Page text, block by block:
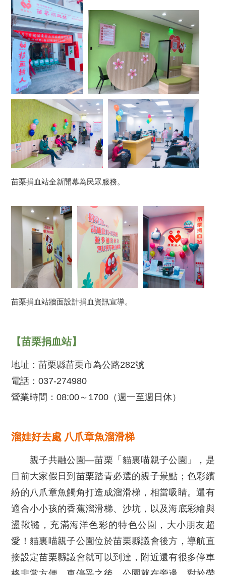
苗栗捐血站全新開幕為民眾服務。
苗栗捐血站牆面設計捐血資訊宣導。
【苗栗捐血站】
地址：苗栗縣苗栗市為公路282號
電話：037-274980
營業時間：08:00～1700（週一至週日休）
溜娃好去處 八爪章魚溜滑梯
親子共融公園—苗栗「貓裏喵親子公園」，是
目前大家假日到苗栗踏青必選的親子景點；色彩繽
紛的八爪章魚觸角打造成溜滑梯，相當吸睛。還有
適合小小孩的香蕉溜滑梯、沙坑，以及海底彩繪與
盪鞦韆，充滿海洋色彩的特色公園，大小朋友超
愛！貓裏喵親子公園位於苗栗縣議會後方，導航直
接設定苗栗縣議會就可以到達，附近還有很多停車